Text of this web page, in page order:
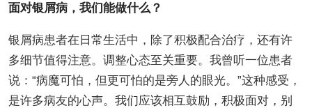
面对银屑病，我们能做什么？
银屑病患者在日常生活中，除了积极配合治疗，还有许
多细节值得注意。调整心态至关重要。我曾听一位患者
说：“病魔可怕，但更可怕的是旁人的眼光。”这种感受，
是许多病友的心声。我们应该相互鼓励，积极面对，别